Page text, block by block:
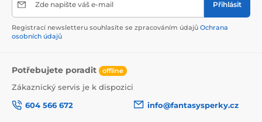
Zde napište váš e-mail Přihlásit
Registrací newsletteru souhlasíte se zpracováním údajů Ochrana
osobních údajů
Potřebujete poradit offline
Zákaznický servis je k dispozici
604 566 672
info@fantasysperky.cz